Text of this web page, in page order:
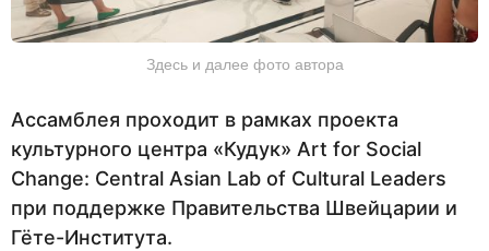
Здесь и далее фото автора
Ассамблея проходит в рамках проекта
культурного центра «Кудук» Art for Social
Change: Central Asian Lab of Cultural Leaders
при поддержке Правительства Швейцарии и
Гёте-Института.